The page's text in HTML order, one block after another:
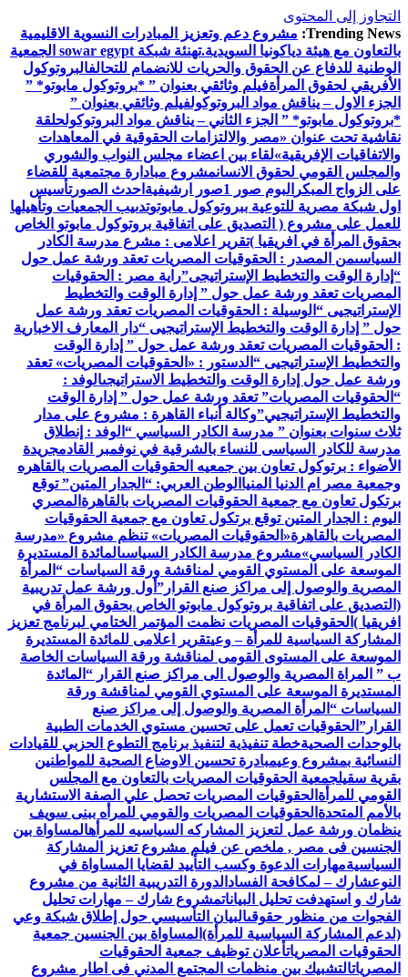
التجاوز إلى المحتوى
Trending News: مشروع دعم وتعزيز المبادرات النسوية الاقليمية
بالتعاون مع هيئة دياكونيا السويدية.
تهنئة شبكة sowar egypt الجمعية
الوطنية للدفاع عن الحقوق والحريات للانضمام للتحالفالبروتوكول
الأفريقي لحقوق المرأةفيلم وثائقي بعنوان ” *بروتوكول مابوتو* ”
الجزء الاول – يناقش مواد البروتوكولفيلم وثائقي بعنوان ”
*بروتوكول مابوتو* ” الجزء الثاني – يناقش مواد البروتوكولحلقة
نقاشية تحت عنوان «مصر والالتزامات الحقوقية في المعاهدات
والاتفاقيات الإفريقية»لقاء بين اعضاء مجلس النواب والشوري
والمجلس القومي لحقوق الانسانمشروع مبادارة مجتمعية للقضاء
على الزواج المبكر البوم صور 1 صور ارشيفية احدث الصورتأسيس
اول شبكة مصرية للتوعية ببروتوكول مابوتوتدىيب الجمعيات وتأهيلها
للعمل على مشروع ( التصديق على اتفاقية بروتوكول مابوتو الخاص
بحقوق المرأة في افريقيا )تقرير اعلامى : مشرع مدرسة الكادر
السياسىمن المصدر : الحقوقيات المصريات تعقد ورشة عمل حول
“إدارة الوقت والتخطيط الإستراتيجى”راية مصر : الحقوقيات
المصريات تعقد ورشة عمل حول ” إدارة الوقت والتخطيط
الإستراتيجيى “ الوسيلة : الحقوقيات المصريات تعقد ورشة عمل
حول ” إدارة الوقت والتخطيط الإستراتيجيى “دار المعارف الاخبارية
: الحقوقيات المصريات تعقد ورشة عمل حول ” إدارة الوقت
والتخطيط الإستراتيجيى “ الدستور : «الحقوقيات المصريات» تعقد
ورشة عمل حول إدارة الوقت والتخطيط الاستراتيجىالوفد :
“الحقوقيات المصريات” تعقد ورشة عمل حول ” إدارة الوقت
والتخطيط الإستراتيجيي”وكالة أنباء القاهرة : مشروع على مدار
ثلاث سنوات بعنوان ” مدرسة الكادر السياسي “ الوفد : إنطلاق
مدرسة للكادر السياسى للنساء بالشرقية في نوفمبر القادمجريدة
الأضواء : برتوكول تعاون بين جمعيه الحقوقيات المصريات بالقاهره
وجمعية مصر ام الدنيا المنيا الوطن العربي: “الجدار المتين” توقع
برتكول تعاون مع جمعية الحقوقيات المصريات بالقاهرة المصري
اليوم : الجدار المتين توقع برتكول تعاون مع جمعية الحقوقيات
المصريات بالقاهرة«الحقوقيات المصريات» تنظم مشروع «مدرسة
الكادر السياسي»مشروع مدرسة الكادر السياسىالمائدة المستديرة
الموسعة على المستوي القومي لمناقشة ورقة السياسات “المرأة
المصرية والوصول إلى مراكز صنع القرار” أول ورشة عمل تدريبية
(التصديق على اتفاقية بروتوكول مابوتو الخاص بحقوق المرأة في
افريقيا ) الحقوقيات المصريات نظمت المؤتمر الختامي لبرنامج تعزيز
المشاركة السياسية للمرأة – وعيتقرير اعلامى للمائدة المستديرة
الموسعة على المستوى القومى لمناقشة ورقة السياسات الخاصة
ب ” المراة المصرية والوصول الى مراكز صنع القرار “ المائدة
المستديرة الموسعة على المستوي القومي لمناقشة ورقة
السياسات “المرأة المصرية والوصول إلى مراكز صنع
القرار” الحقوقيات تعمل على تحسين مستوي الخدمات الطبية
بالوحدات الصحيةخطة تنفيذية لتنفيذ برنامج التطوع الحزبي للقيادات
النسائية بمشروع وعيمبادرة تحسين الاوضاع الصحية للمواطنين
بقرية سقيلجمعية الحقوقيات المصريات بالتعاون مع المجلس
القومي للمرأة الحقوقيات المصريات تحصل علي الصفة الاستشارية
بالأمم المتحدة الحقوقيات المصريات والقومي للمرأه ببنى سويف
ينظمان ورشة عمل لتعزيز المشاركه السياسيه للمرأهالمساواة بين
الجنسين فى مصر , ملخص عن فيلم مشروع تعزيز المشاركة
السياسيةمهارات الدعوة وكسب التأييد لقضايا المساواة في
النوعشارك – لمكافحة الفساد الدورة التدريبية الثانية من مشروع
شارك و استهدفت تحليل البياناتمشروع شارك – مهارات تحليل
الفجوات من منظور حقوقىالبيان التأسيسي حول إطلاق شبكة وعي
(لدعم المشاركة السياسية للمرأة) المساواة بين الجنسين جمعية
الحقوقيات المصرياتأعلان توظيف جمعية الحقوقيات
المصرياتالتشبيك بين منظمات المجتمع المدني فى اطار مشروع